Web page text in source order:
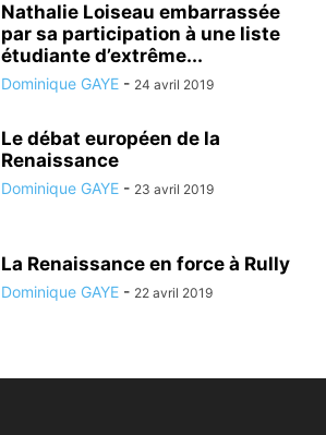
Nathalie Loiseau embarrassée
par sa participation à une liste
étudiante d’extrême...
Dominique GAYE - 24 avril 2019
Le débat européen de la
Renaissance
Dominique GAYE - 23 avril 2019
La Renaissance en force à Rully
Dominique GAYE - 22 avril 2019